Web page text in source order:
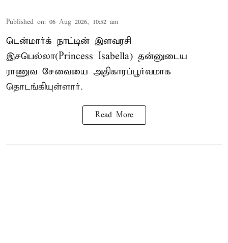
Published on: 06 Aug 2026, 10:52 am
டென்மார்க் நாட்டின் இளவரசி
இசபெல்லா(Princess Isabella) தன்னுடைய
ராணுவ சேவையை அதிகாரப்பூர்வமாக
தொடங்கியுள்ளார்.
Read More